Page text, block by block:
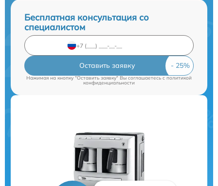
Бесплатная консультация со
специалистом
Оставить заявку
Нажимая на кнопку "Оставить заявку" Вы соглашаетесь cполитикой
конфиденциальности